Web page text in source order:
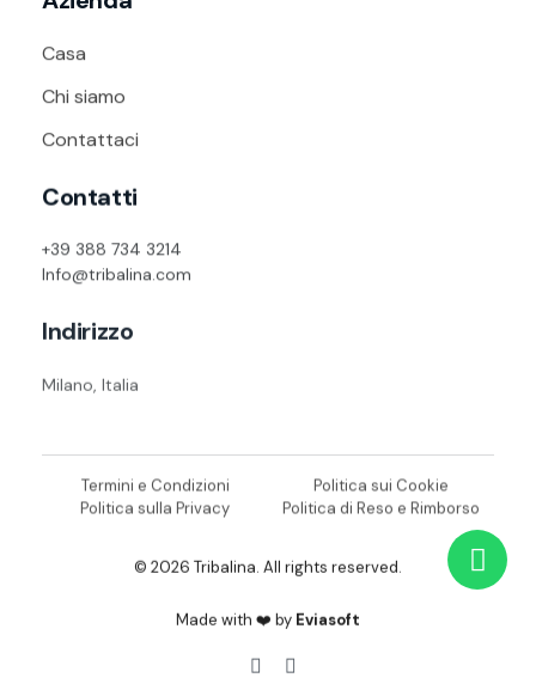
Casa
Chi siamo
Contattaci
Contatti
+39 388 734 3214
Info@tribalina.com
Indirizzo
Milano, Italia
Termini e Condizioni
Politica sui Cookie
Politica sulla Privacy
Politica di Reso e Rimborso
© 2026 Tribalina. All rights reserved.
Made with ❤️ by Eviasoft